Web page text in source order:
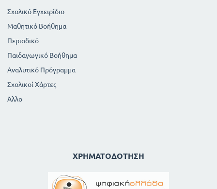
Σχολικό Εγχειρίδιο
Μαθητικό Βοήθημα
Περιοδικό
Παιδαγωγικό Βοήθημα
Αναλυτικό Πρόγραμμα
Σχολικοί Χάρτες
Άλλο
ΧΡΗΜΑΤΟΔΌΤΗΣΗ